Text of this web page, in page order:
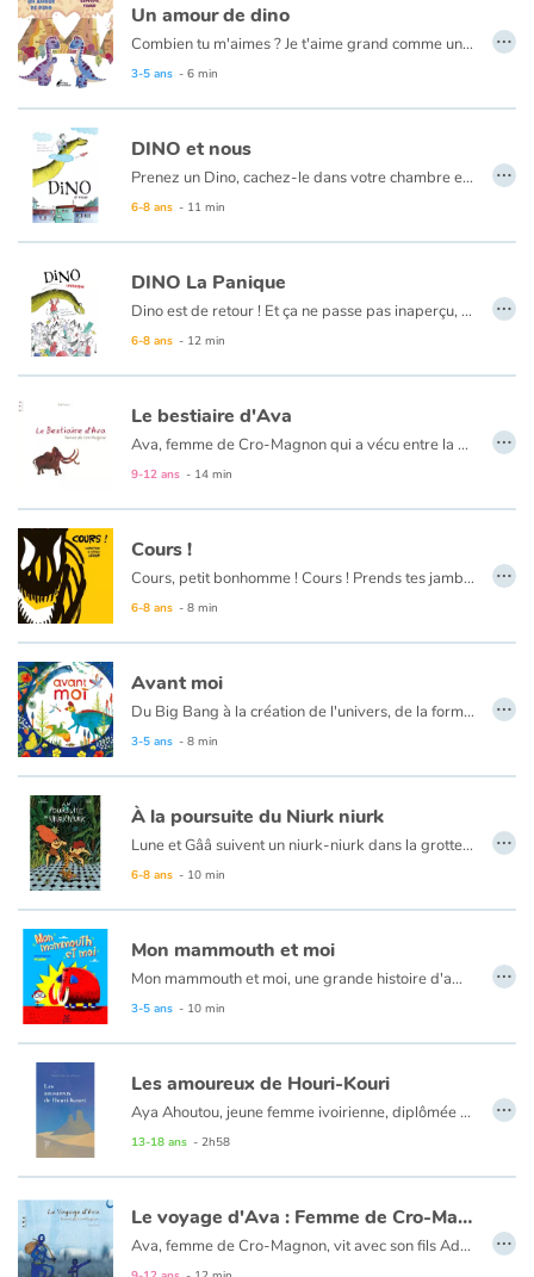
Voyage, épopée, enquête, aventure
Autour du monde
Apprentissage
Art, espace, activité
Documentaires
En famille
À l'école
Fêtes et évènements
Amour et amitié
Sujets de société
Émotions et sentiments
Formats et illustrations
Catalogue anglais
Contraste +
Aide
Accueil
Famille
Écoles
Médiathèques
Vidéos & Tutoriaux
Un amour de dino
Combien tu m'aimes ? Je t'aime grand comme un diplodocus. Mais les comparaisons ne s'arrêtent pas là. Il y a tant de façons de dire je t'aime.
3-5 ans - 6 min
…
DINO et nous
Prenez un Dino, cachez-le dans votre chambre et tout devient géant... Surtout les bêtises !
Retrouvez le second tome :
6-8 ans - 11 min
…
DINO La Panique
Dino est de retour ! Et ça ne passe pas inaperçu, évidemment. La terre tremble, les arbres virevoltent et tout le monde court. Mais soudain Dino tombe raid dans le parc. Il ne bouge plus...
Retrouvez le premier tome ici :
6-8 ans - 12 min
…
Le bestiaire d'Ava
Ava, femme de Cro-Magnon qui a vécu entre la Loire et les Pyrénées, il y a 22 000 ans, partage avec nous ses dessins et ses histoires d’animaux sauvages côtoyés au quotidien.
9-12 ans - 14 min
…
Cours !
Cours, petit bonhomme ! Cours ! Prends tes jambes à ton cou !
6-8 ans - 8 min
…
Avant moi
Du Big Bang à la création de l'univers, de la formation de la planète Terre à de l'apparition des premières cellules qui donneront naissance aux premières formes de vie marines puis terrestres jusqu'à l'arrivée d'un bébé qui naît...
3-5 ans - 8 min
…
À la poursuite du Niurk niurk
Lune et Gââ suivent un niurk-niurk dans la grotte du temps. Ils y croiseront une momie et un mastodonte, La Fontaine, Napoléon, Vercingétorix…
6-8 ans - 10 min
…
Mon mammouth et moi
Mon mammouth et moi, une grande histoire d'amitié...
3-5 ans - 10 min
…
Les amoureux de Houri-Kouri
Aya Ahoutou, jeune femme ivoirienne, diplômée d'archéologie, spécialiste de la Préhistoire est appelée à se rendre au Mali pour réaliser des repérages sur un potentiel site de fouilles. Oscar Bonogo, vieux Burkinabé, doit partir sur les routes pour gagner l?argent qui lui servira à rembourser la tontine. Kim, fillette malienne, enrôlée dans une bande de mercenaires, se retrouve soudain dans la peau d?un soldat de dieu. Trois protagonistes qui prennent tour à tour la parole... pendant que nous suivons la route de Nourh et de Dhib, nos lointains ancêtres disparus il y a 300 000 ans.
13-18 ans - 2h58
…
Le voyage d'Ava : Femme de Cro-Magnon
Ava, femme de Cro-Magnon, vit avec son fils Adam. Un jour, elle décide de partir avec ce dernier à la recherche d’Adama. Elle suit une mystérieuse chanson qu’il lui a enseigné et qui la mène sur les pas de cet homme qu’elle aime. Le voyage de la Dordogne jusqu’au Portugal est long et rude. Ava et Adam croisent toutes sortes d’animaux et marchent par vents et par pluie pour enfin trouver Adama. Mais qui est cet homme aimé ? Quels liens les unissent ? …